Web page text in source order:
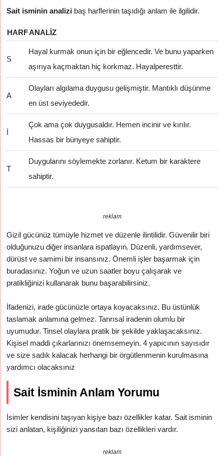
Sait isminin analizi baş harflerinin taşıdığı anlam ile ilgilidir.
HARFANALIZ
S
Hayal kurmak onun için bir eğlencedir. Ve bunu yaparken
aşırıya kaçmaktan hiç korkmaz. Hayalperesttir.
A
Olayları algılama duygusu gelişmiştir. Mantıklı düşünme
en üst seviyededir.
İ
Çok ama çok duygusaldır. Hemen incinir ve kırılır.
Hassas bir bünyeye sahiptir.
T
Duygularını söylemekte zorlanır. Ketum bir karaktere
sahiptir.
reklam
Gizil gücünüz tümüyle hizmet ve düzenle ilintilidir. Güvenilir biri
olduğunuzu diğer insanlara ispatlayın. Düzenli, yardımsever,
dürüst ve samimi bir insansınız. Önemli işler başarmak için
buradasınız. Yoğun ve uzun saatler boyu çalışarak ve
pratikliğinizi kullanarak bunu başarabilirsiniz.
İfadenizi, irade gücünüzle ortaya koyacaksınız. Bu üstünlük
taslamak anlamına gelmez. Tanrısal iradenin olumlu bir
uyumudur. Tinsel olaylara pratik bir şekilde yaklaşacaksınız.
Kişisel maddi çıkarlarınızı önemsemeyin. 4 yapıcının sayısıdır
ve size sadık kalacak herhangi bir örgütlenmenin kurulmasına
yardımcı olacaksınız
Sait İsminin Anlam Yorumu
İsimler kendisini taşıyan kişiye bazı özellikler katar. Sait isminin
sizi anlatan, kişiliğinizi yansıtan bazı özellikleri vardır.
reklam